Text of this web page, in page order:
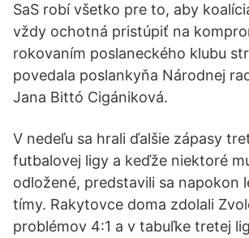
SaS robí všetko pre to, aby
vždy ochotná pristúpiť na
rokovaním poslaneckého klubu
povedala poslankyňa Národnej
Jana Bittó Cigániková.
V nedeľu sa hrali ďalšie zápasy
futbalovej ligy a keďže niektoré
odložené, predstavili sa napokon
tímy. Rakytovce doma zdolali
problémov 4:1 a v tabuľke tretej